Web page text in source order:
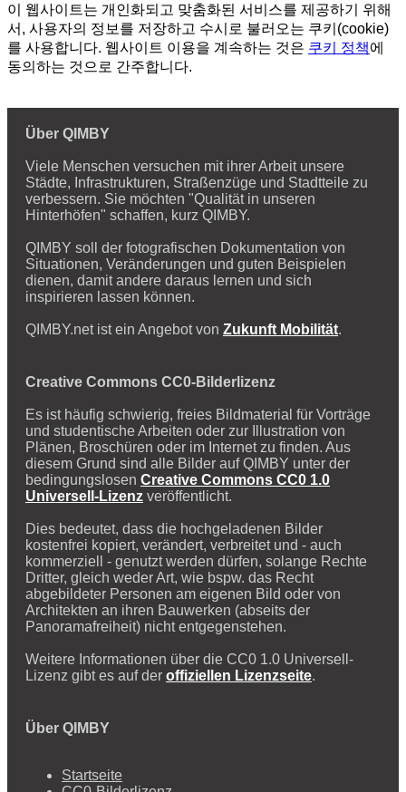
이 웹사이트는 개인화되고 맞춤화된 서비스를 제공하기 위해
서, 사용자의 정보를 저장하고 수시로 불러오는 쿠키(cookie)
를 사용합니다. 웹사이트 이용을 계속하는 것은 쿠키 정책에
동의하는 것으로 간주합니다.
Über QIMBY
Viele Menschen versuchen mit ihrer Arbeit unsere
Städte, Infrastrukturen, Straßenzüge und Stadtteile zu
verbessern. Sie möchten "Qualität in unseren
Hinterhöfen" schaffen, kurz QIMBY.
QIMBY soll der fotografischen Dokumentation von
Situationen, Veränderungen und guten Beispielen
dienen, damit andere daraus lernen und sich
inspirieren lassen können.
QIMBY.net ist ein Angebot von Zukunft Mobilität.
Creative Commons CC0-Bilderlizenz
Es ist häufig schwierig, freies Bildmaterial für Vorträge
und studentische Arbeiten oder zur Illustration von
Plänen, Broschüren oder im Internet zu finden. Aus
diesem Grund sind alle Bilder auf QIMBY unter der
bedingungslosen Creative Commons CC0 1.0
Universell-Lizenz veröffentlicht.
Dies bedeutet, dass die hochgeladenen Bilder
kostenfrei kopiert, verändert, verbreitet und - auch
kommerziell - genutzt werden dürfen, solange Rechte
Dritter, gleich weder Art, wie bspw. das Recht
abgebildeter Personen am eigenen Bild oder von
Architekten an ihren Bauwerken (abseits der
Panoramafreiheit) nicht entgegenstehen.
Weitere Informationen über die CC0 1.0 Universell-
Lizenz gibt es auf der offiziellen Lizenzseite.
Über QIMBY
Startseite